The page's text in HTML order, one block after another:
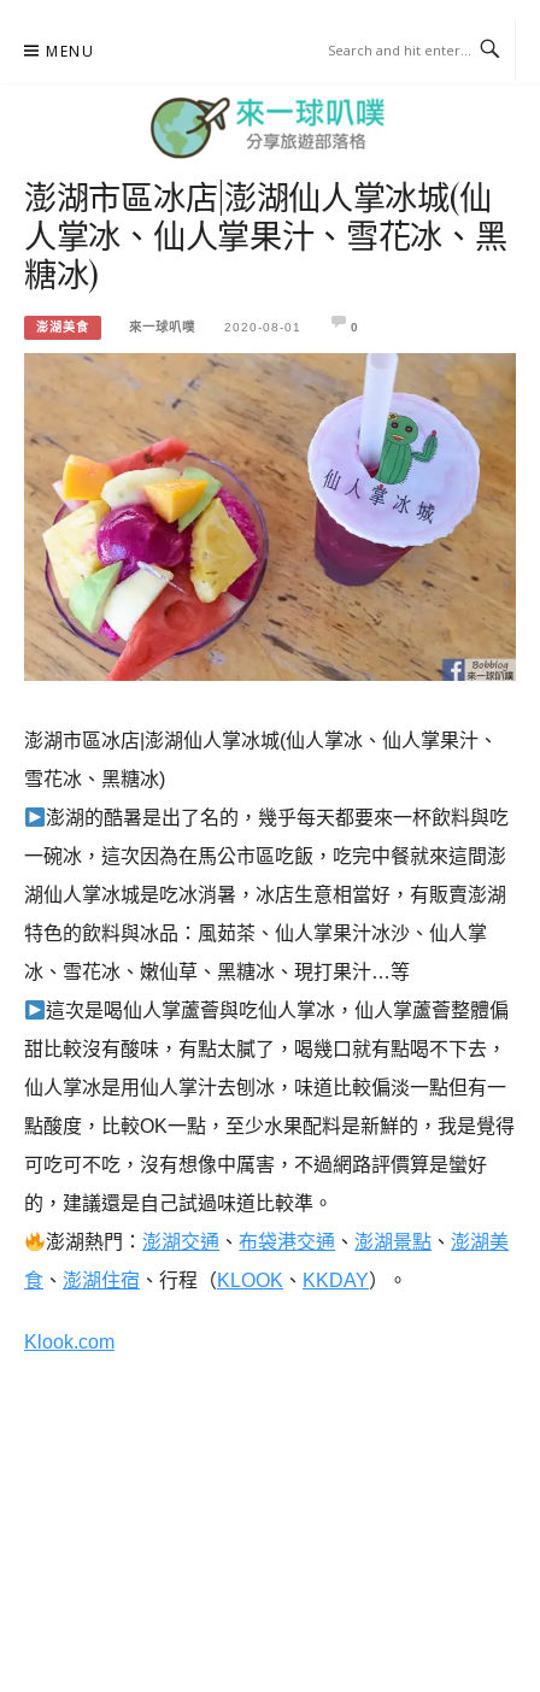
MENU
來一球叭噗
分享日本自助部落格
澎湖市區冰店|澎湖仙人掌冰城(仙
人掌冰、仙人掌果汁、雪花冰、黑
糖冰)
澎湖美食 來一球叭噗 2020-08-01 0
澎湖市區冰店|澎湖仙人掌冰城(仙人掌冰、仙人掌果汁、
雪花冰、黑糖冰)
澎湖的酷暑是出了名的，幾乎每天都要來一杯飲料與吃
一碗冰，這次因為在馬公市區吃飯，吃完中餐就來這間澎
湖仙人掌冰城是吃冰消暑，冰店生意相當好，有販賣澎湖
特色的飲料與冰品：風茹茶、仙人掌果汁冰沙、仙人掌
冰、雪花冰、嫩仙草、黑糖冰、現打果汁…等
這次是喝仙人掌蘆薈與吃仙人掌冰，仙人掌蘆薈整體偏
甜比較沒有酸味，有點太膩了，喝幾口就有點喝不下去，
仙人掌冰是用仙人掌汁去刨冰，味道比較偏淡一點但有一
點酸度，比較OK一點，至少水果配料是新鮮的，我是覺得
可吃可不吃，沒有想像中厲害，不過網路評價算是蠻好
的，建議還是自己試過味道比較準。
澎湖熱門：澎湖交通 、布袋港交通 、澎湖景點 、澎湖美
食 、 澎湖住宿 、行程（KLOOK 、 KKDAY）。
Klook.com